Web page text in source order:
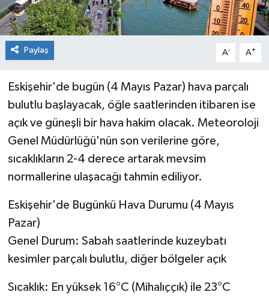
Paylaş A- A+
Eskişehir'de bugün (4 Mayıs Pazar) hava parçalı
bulutlu başlayacak, öğle saatlerinden itibaren ise
açık ve güneşli bir hava hakim olacak. Meteoroloji
Genel Müdürlüğü'nün son verilerine göre,
sıcaklıkların 2-4 derece artarak mevsim
normallerine ulaşacağı tahmin ediliyor.
Eskişehir'de Bugünkü Hava Durumu (4 Mayıs
Pazar)
Genel Durum: Sabah saatlerinde kuzeybatı
kesimler parçalı bulutlu, diğer bölgeler açık
Sıcaklık: En yüksek 16°C (Mihalıççık) ile 23°C